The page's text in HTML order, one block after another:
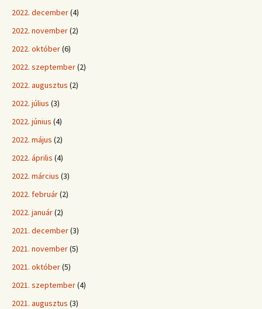
2022. december(4)
2022. november(2)
2022. október(6)
2022. szeptember(2)
2022. augusztus (2)
2022. július (3)
2022. június (4)
2022. május (2)
2022. április (4)
2022. március (3)
2022. február(2)
2022. január(2)
2021. december(3)
2021. november(5)
2021. október(5)
2021. szeptember(4)
2021. augusztus (3)